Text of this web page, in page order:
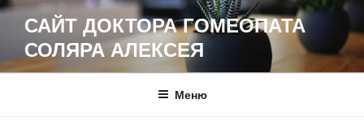
Перейти
содержимому
САЙТ ДОКТОРА ГОМЕОПАТА
СОЛЯРА АЛЕКСЕЯ
Меню